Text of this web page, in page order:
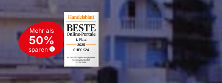
Mehr als
50%
sparen